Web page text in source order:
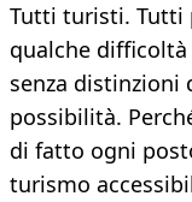
Tutti turisti. Tutti
qualche
senza distinzioni
possibilità.
di fatto ogni
turismo